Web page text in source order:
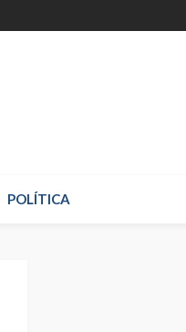
POLÍTICA